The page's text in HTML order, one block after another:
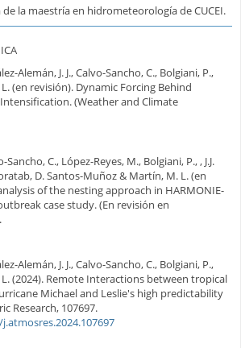
la maestría en hidrometeorología de CUCEI.
Alemán, J. J., Calvo-Sancho, C., Bolgiani, P.,
(en revisión). Dynamic Forcing Behind
Intensification. (Weather and Climate
Sancho, C., López-Reyes, M., Bolgiani, P., , J.J.
D. Santos-Muñoz & Martín, M. L. (en
of the nesting approach in HARMONIE-
case study. (En revisión en
Alemán, J. J., Calvo-Sancho, C., Bolgiani, P.,
(2024). Remote Interactions between tropical
Michael and Leslie's high predictability
Research, 107697.